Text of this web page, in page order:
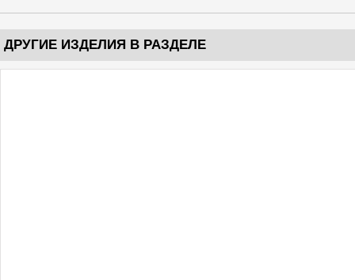
ДРУГИЕ ИЗДЕЛИЯ В РАЗДЕЛЕ